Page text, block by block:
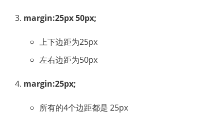
margin:25px 50px;
上下边距为25px
左右边距为50px
margin:25px;
所有的4个边距都是 25px